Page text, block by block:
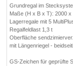
Grundregal im
Maße (H x B x T): 2000 x
Lagerregale mit 5
Regalfeldlast 1,3 t
Oberfläche
mit Längenriegel -
GS-Zeichen für geprüfte